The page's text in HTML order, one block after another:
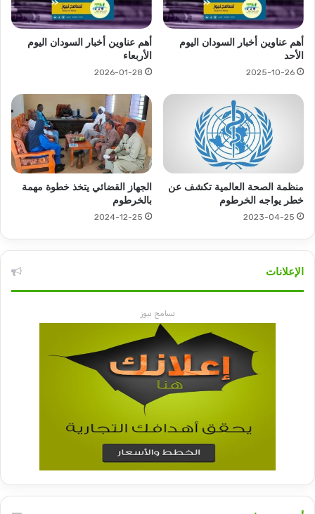
أهم عناوين أخبار السودان اليوم
الأحد
2025-10-26
أهم عناوين أخبار السودان اليوم
الأربعاء
2026-01-28
منظمة الصحة العالمية تكشف عن
خطر يواجه الخرطوم
2023-04-25
الجهاز القضائي يتخذ خطوة مهمة
بالخرطوم
2024-12-25
الإعلانات
تسامح نيوز